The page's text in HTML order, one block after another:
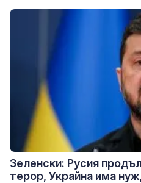
Зеленски: Русия
терор, Украйна има